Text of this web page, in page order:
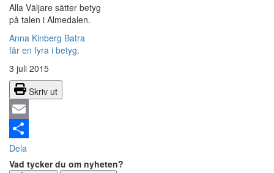
Alla Väljare sätter betyg
på talen i Almedalen.
Anna Kinberg Batra
får en fyra i betyg.
3 juli 2015
Skriv ut
Email
Dela
Vad tycker du om nyheten?